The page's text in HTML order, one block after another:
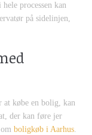
processen kan
på sidelinjen,
at købe en bolig, kan
der kan føre jer
boligkøb i Aarhus.